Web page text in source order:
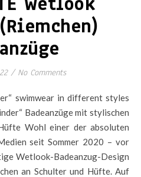
/ No Comments
Badeanzüge mit stylischen
Wohl einer der absoluten
seit Sommer 2020 – vor
Wetlook-Badeanzug-Design
an Schulter und Hüfte. Auf